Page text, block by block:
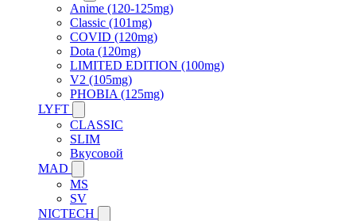
Anime (120-125mg)
Classic (101mg)
COVID (120mg)
Dota (120mg)
LIMITED EDITION (100mg)
V2 (105mg)
PHOBIA (125mg)
LYFT
CLASSIC
SLIM
Вкусовой
MAD
MS
SV
NICTECH